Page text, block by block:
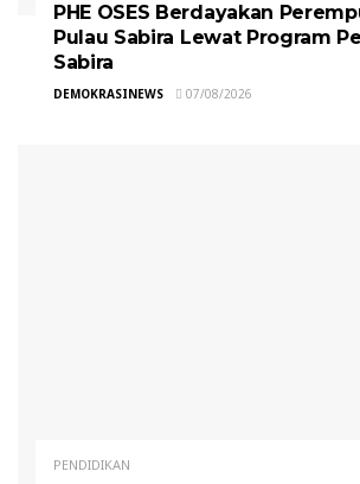
PHE OSES Berdayakan
Pulau Sabira Lewat Program
Sabira
DEMOKRASINEWS 07/08/2026
PENDIDIKAN